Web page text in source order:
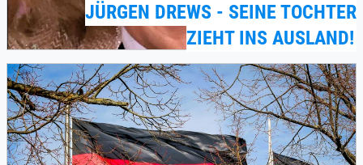
JÜRGEN DREWS - SEINE TOCHTER
ZIEHT INS AUSLAND!